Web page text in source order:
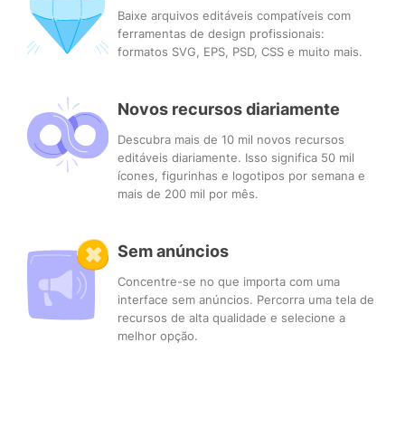
Baixe arquivos editáveis compatíveis com
ferramentas de design profissionais:
formatos SVG, EPS, PSD, CSS e muito mais.
Novos recursos diariamente
Descubra mais de 10 mil novos recursos
editáveis diariamente. Isso significa 50 mil
ícones, figurinhas e logotipos por semana e
mais de 200 mil por mês.
Sem anúncios
Concentre-se no que importa com uma
interface sem anúncios. Percorra uma tela de
recursos de alta qualidade e selecione a
melhor opção.